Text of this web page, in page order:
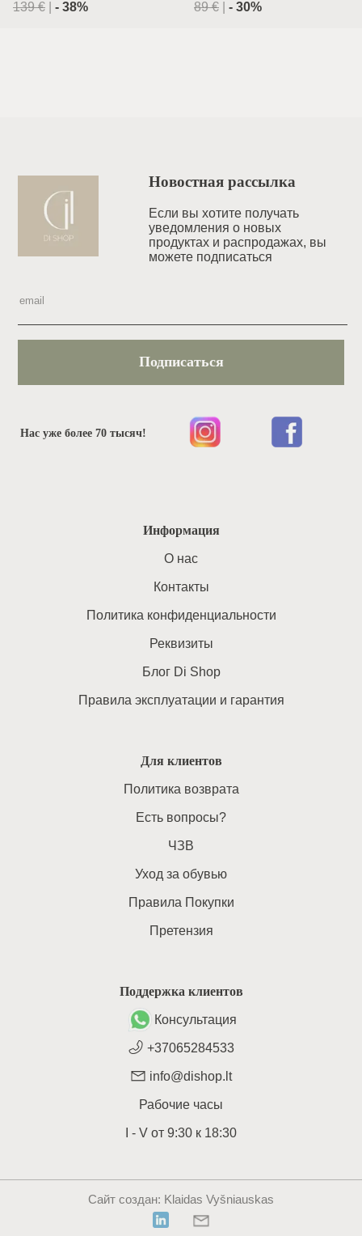
139€ - 38% 89€ - 30%
Информация
O нас
Контакты
Политика конфиденциальности
Реквизиты
Блог Di Shop
Правила эксплуатации и гарантия
Для клиентов
Политика возврата
Есть вопросы?
ЧЗВ
Уход за обувью
Правила Покупки
Претензия
Поддержка клиентов
Консультация
+37065284533
info@dishop.lt
Рабочие часы
I - V от 9:30 к 18:30
Новостная рассылка
Если вы хотите получать
уведомления o новых
продуктах и распродажах, вы
можете подписаться
Подписаться
Нас уже более 70 тысяч!
Сайт создан: Klaidas Vyšniauskas